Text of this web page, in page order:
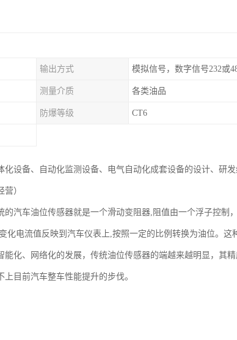
输出方式 模拟信号，数字信号232或
测量介质 各类油品
防爆等级 CT6
设备、自动化监测设备、电气自动化成套设备的设计、研
）
汽车油位传感器就是一个滑动变阻器,阻值由一个浮子控制
化电流值反映到汽车仪表上,按照一定的比例转换为油位。这
化、网络化的发展，传统油位传感器的端越来越明显，其
目前汽车整车性能提升的步伐。